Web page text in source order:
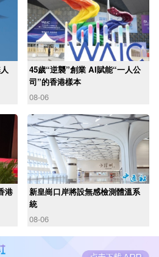
45歲“逆襲”創業 AI賦能“一人公
司”的香港樣本
08-06
港
新皇崗口岸將設無感檢測體溫系
統
08-06